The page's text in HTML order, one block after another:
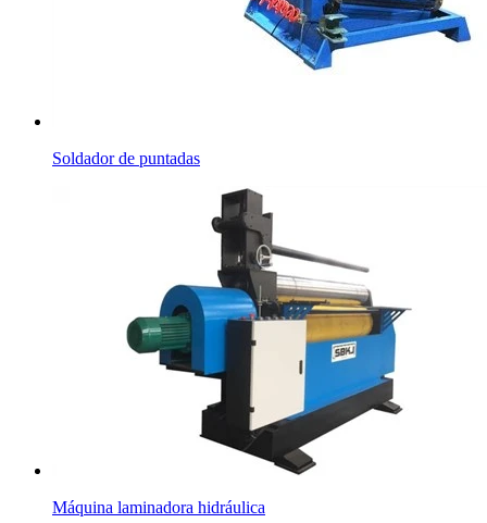
Soldador de puntadas
Máquina laminadora hidráulica